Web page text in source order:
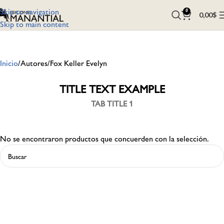
Skip to navigation
Skip to main content
0 0,00$
Inicio Autores Fox Keller Evelyn
TITLE TEXT EXAMPLE
TAB TITLE 1
No se encontraron productos que concuerden con la selección.